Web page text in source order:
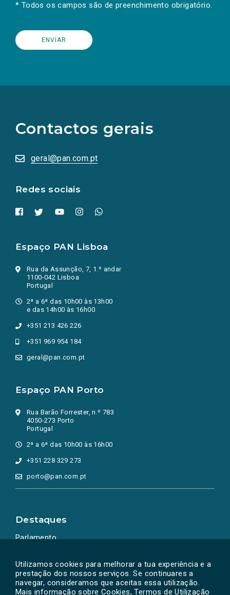
Utilizamos cookies para melhorar a tua experiência e a
prestação dos nossos serviços. Se continuares a
navegar, consideramos que aceitas essa utilização.
Mais informação sobre Cookies, Termos de Utilização
* Todos os campos são de preenchimento obrigatório.
Contactos gerais
geral@pan.com.pt
Redes sociais
redes
sociais
numa
nova
Espaço PAN Lisboa
Rua da Assunção, 7, 1.º andar
1100-042 Lisboa
Portugal
2ª a 6ª das 10h00 às 13h00
e das 14h00 às 16h00
+351 213 426 226
+351 969 954 184
geral@pan.com.pt
Espaço PAN Porto
Rua Barão Forrester, n.º 783
4050-273 Porto
Portugal
2ª a 6ª das 10h00 às 16h00
+351 228 329 273
porto@pan.com.pt
Destaques
Parlamento